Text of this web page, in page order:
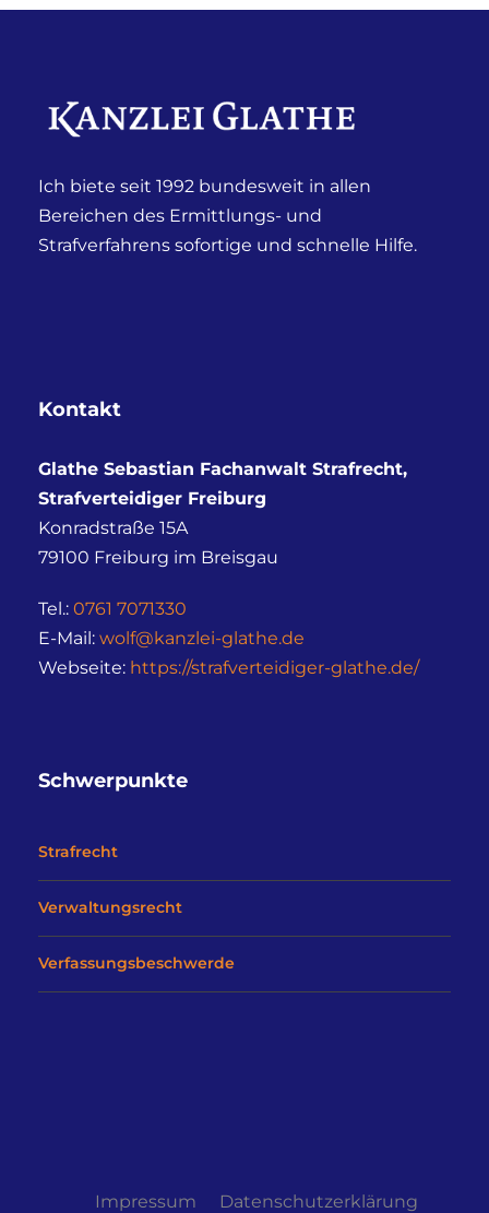
Ich biete seit 1992 bundesweit in allen
Bereichen des Ermittlungs- und
Strafverfahrens sofortige und schnelle Hilfe.
Kontakt
Glathe Sebastian Fachanwalt Strafrecht,
Strafverteidiger Freiburg
Konradstraße 15A
79100 Freiburg im Breisgau
Tel.: 0761 7071330
E-Mail: wolf@kanzlei-glathe.de
Webseite: https://strafverteidiger-glathe.de/
Schwerpunkte
Strafrecht
Verwaltungsrecht
Verfassungsbeschwerde
Impressum Datenschutzerklärung